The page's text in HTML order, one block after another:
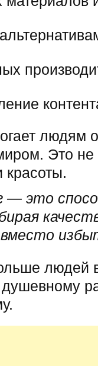
людям
Это не
— это
людей
душевному